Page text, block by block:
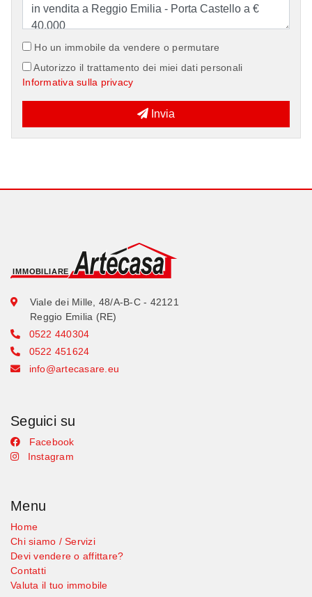
Ho un immobile da vendere o permutare
Autorizzo il trattamento dei miei dati personali
Informativa sulla privacy
Invia
Viale dei Mille, 48/A-B-C - 42121
Reggio Emilia (RE)
0522 440304
0522 451624
info@artecasare.eu
Seguici su
Facebook
Instagram
Menu
Home
Chi siamo / Servizi
Devi vendere o affittare?
Contatti
Valuta il tuo immobile